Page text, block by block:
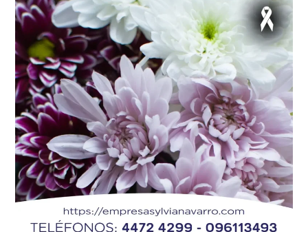
SILVERA
RIVERO
«EL
TIGRE»